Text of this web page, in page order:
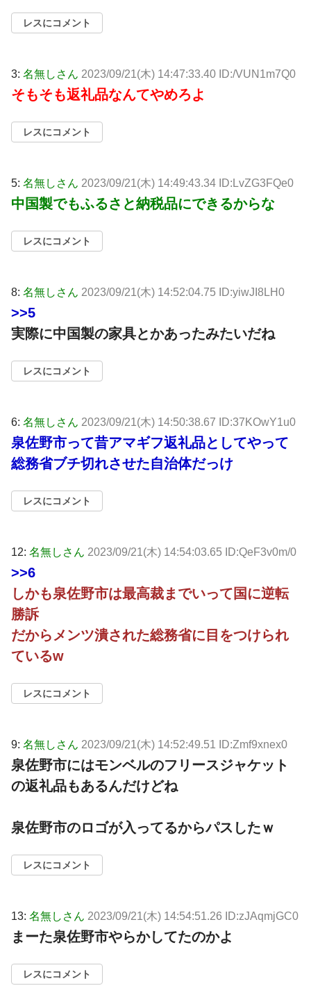
レスにコメント
3: 名無しさん 2023/09/21(木) 14:47:33.40 ID:/VUN1m7Q0
そもそも返礼品なんてやめろよ
レスにコメント
5: 名無しさん 2023/09/21(木) 14:49:43.34 ID:LvZG3FQe0
中国製でもふるさと納税品にできるからな
レスにコメント
8: 名無しさん 2023/09/21(木) 14:52:04.75 ID:yiwJI8LH0
>>5
実際に中国製の家具とかあったみたいだね
レスにコメント
6: 名無しさん 2023/09/21(木) 14:50:38.67 ID:37KOwY1u0
泉佐野市って昔アマギフ返礼品としてやって
総務省ブチ切れさせた自治体だっけ
レスにコメント
12: 名無しさん 2023/09/21(木) 14:54:03.65 ID:QeF3v0m/0
>>6
しかも泉佐野市は最高裁までいって国に逆転
勝訴
だからメンツ潰された総務省に目をつけられ
ているw
レスにコメント
9: 名無しさん 2023/09/21(木) 14:52:49.51 ID:Zmf9xnex0
泉佐野市にはモンベルのフリースジャケット
の返礼品もあるんだけどね
泉佐野市のロゴが入ってるからパスしたｗ
レスにコメント
13: 名無しさん 2023/09/21(木) 14:54:51.26 ID:zJAqmjGC0
まーた泉佐野市やらかしてたのかよ
レスにコメント